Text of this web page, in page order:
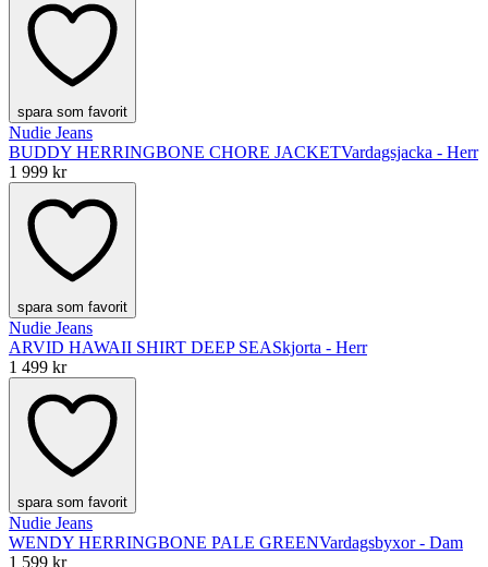
spara som favorit
Nudie Jeans
BUDDY HERRINGBONE CHORE JACKETVardagsjacka - Herr
1 999 kr
spara som favorit
Nudie Jeans
ARVID HAWAII SHIRT DEEP SEASkjorta - Herr
1 499 kr
spara som favorit
Nudie Jeans
WENDY HERRINGBONE PALE GREENVardagsbyxor - Dam
1 599 kr